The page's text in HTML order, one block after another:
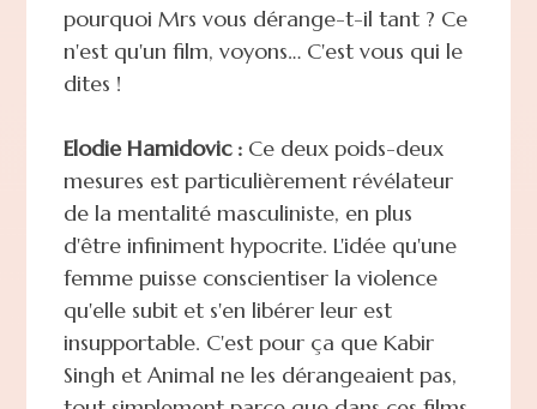
pourquoi Mrs vous dérange-t-il tant ? Ce
n'est qu'un film, voyons… C'est vous qui le
dites !
Elodie Hamidovic :Ce deux poids-deux
mesures est particulièrement révélateur
de la mentalité masculiniste, en plus
d'être infiniment hypocrite. L'idée qu'une
femme puisse conscientiser la violence
qu'elle subit et s'en libérer leur est
insupportable. C'est pour ça que Kabir
Singh et Animal ne les dérangeaient pas,